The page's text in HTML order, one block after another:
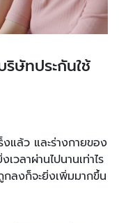
ษัทประกันใช้
งแล้ว และร่างกายของ
วลาผ่านไปนานเท่าไร
กลงก็จะยิ่งเพิ่มมากขึ้น